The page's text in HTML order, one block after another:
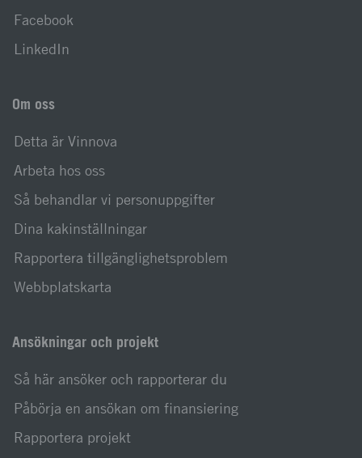
Facebook
LinkedIn
Om oss
Detta är Vinnova
Arbeta hos oss
Så behandlar vi personuppgifter
Dina kakinställningar
Rapportera tillgänglighetsproblem
Webbplatskarta
Ansökningar och projekt
Så här ansöker och rapporterar du
Påbörja en ansökan om finansiering
Rapportera projekt